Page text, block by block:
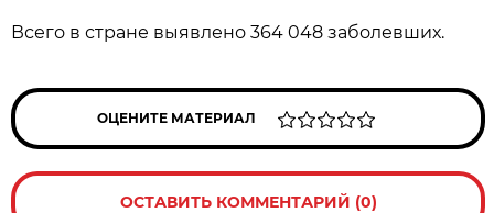
Всего в стране выявлено 364 048 заболевших.
ОЦЕНИТЕ МАТЕРИАЛ
ОСТАВИТЬ КОММЕНТАРИЙ (0)